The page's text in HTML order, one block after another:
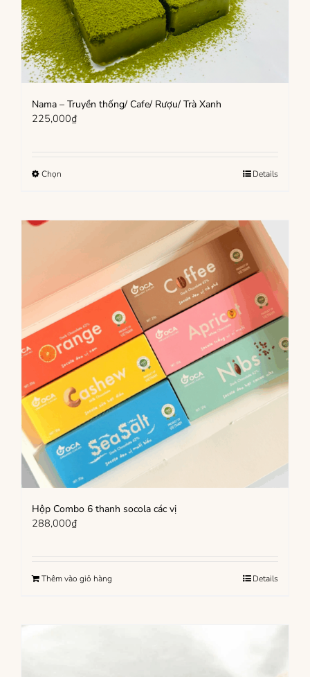
Nama – Truyền thống/ Cafe/ Rượu/ Trà Xanh
225,000₫
Chọn
có
tùy
chọn
có
thể
được
chọn
trên
trang
sản
phẩm
Details
Hộp Combo 6 thanh socola các vị
288,000₫
Thêm vào giỏ hàng Details